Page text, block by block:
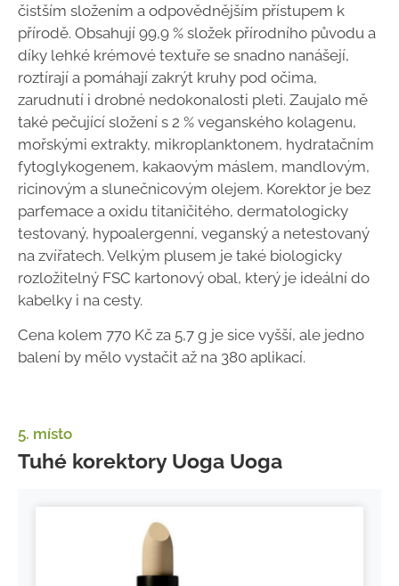
čistším složením a odpovědnějším přístupem k
přírodě. Obsahují 99,9 % složek přírodního původu a
díky lehké krémové textuře se snadno nanášejí,
roztírají a pomáhají zakrýt kruhy pod očima,
zarudnutí i drobné nedokonalosti pleti. Zaujalo mě
také pečující složení s 2 % veganského kolagenu,
mořskými extrakty, mikroplanktonem, hydratačním
fytoglykogenem, kakaovým máslem, mandlovým,
ricinovým a slunečnicovým olejem. Korektor je bez
parfemace a oxidu titaničitého, dermatologicky
testovaný, hypoalergenní, veganský a netestovaný
na zvířatech. Velkým plusem je také biologicky
rozložitelný FSC kartonový obal, který je ideální do
kabelky i na cesty.
Cena kolem 770 Kč za 5,7 g je sice vyšší, ale jedno
balení by mělo vystačit až na 380 aplikací.
5. místo
Tuhé korektory Uoga Uoga